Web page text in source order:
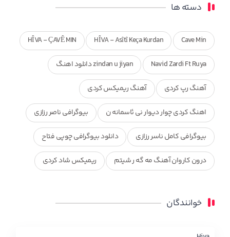
دسته ها
Cave Min
HÎVA - Asîtî Keça Kurdan
HÎVA - ÇAVÊ MIN
Navid Zardi Ft Ruya zindan u jiyan دانلود اهنگ
آهنگ رپ کردی آهنگ ریمیکس کردی
اهنگ کردی چوار دیوار نی ئاسمانه ن بیوگرافی ناصر رزازی
بیوگرافی کامل ناسر رزازی دانلود بیوگرافی چوپی فتاح
درون کاروان آهنگ مه گه ر شیتم ریمیکس شاد کردی
محمد جزا
چاو من
خوانندگان